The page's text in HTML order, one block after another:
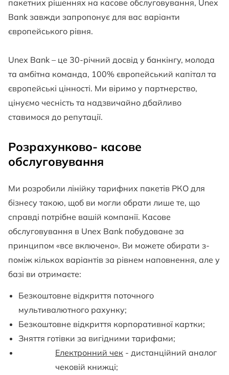
пакетних рішеннях на касове обслуговування, Unex
Bank завжди запропонує для вас варіанти
європейського рівня.
Unex Bank – це 30-річний досвід у банкінгу, молода
та амбітна команда, 100% європейський капітал та
європейські цінності. Ми віримо у партнерство,
цінуємо чесність та надзвичайно дбайливо
ставимося до репутації.
Розрахунково- касове
обслуговування
Ми розробили лінійку тарифних пакетів РКО для
бізнесу такою, щоб ви могли обрати лише те, що
справді потрібне вашій компанії. Касове
обслуговування в Unex Bank побудоване за
принципом «все включено». Ви можете обирати з-
поміж кількох варіантів за рівнем наповнення, але у
базі ви отримаєте:
Безкоштовне відкриття поточного
мультивалютного рахунку;
Безкоштовне відкриття корпоративної картки;
Зняття готівки за вигідними тарифами;
Електронний чек - дистанційний аналог
чековій книжці;